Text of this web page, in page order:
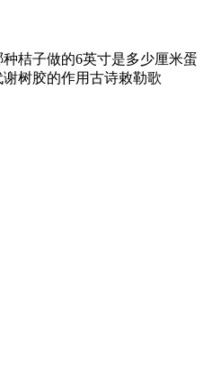
桔子做的6英寸是多少厘米蛋
树胶的作用古诗敕勒歌